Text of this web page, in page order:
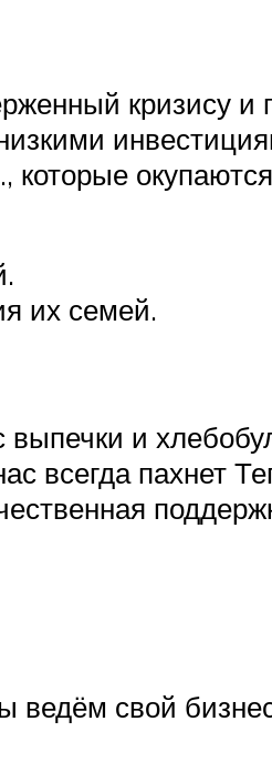
кризису и
их семей.
и
всегда пахнет
свой